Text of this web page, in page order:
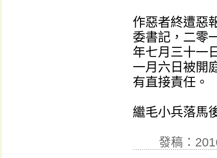
作惡者終遭惡
委書記，二零
年七月三十一
一月六日被開
有直接責任。
繼毛小兵落馬
發稿：